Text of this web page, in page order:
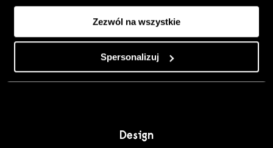
Zezwól na wszystkie
Spersonalizuj
rzemiosło jako
punkt wyjścia
do wnętrz
pełnych
charakteru”.
Design